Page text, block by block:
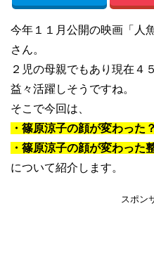
今年１１月公開の映画「人
さん。
２児の母親でもあり現在４
益々活躍しそうですね。
そこで今回は、
・篠原涼子の顔が変わった
・篠原涼子の顔が変わった
について紹介します。
スポン